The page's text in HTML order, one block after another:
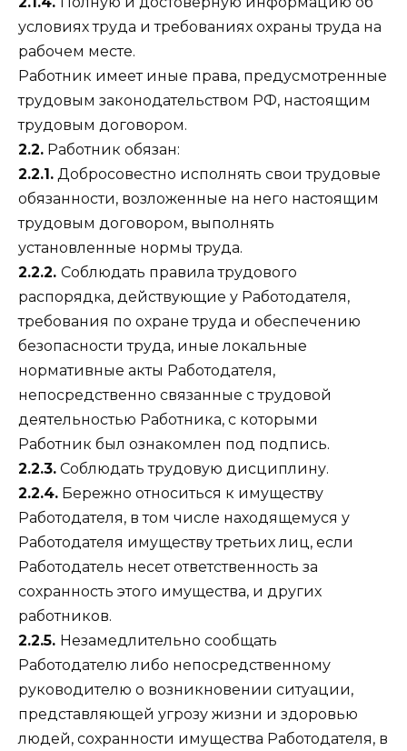
условиях труда и требованиях охраны труда на
рабочем месте.
Работник имеет иные права, предусмотренные
трудовым законодательством РФ, настоящим
трудовым договором.
2.2. Работник обязан:
2.2.1. Добросовестно исполнять свои трудовые
обязанности, возложенные на него настоящим
трудовым договором, выполнять
установленные нормы труда.
2.2.2. Соблюдать правила трудового
распорядка, действующие у Работодателя,
требования по охране труда и обеспечению
безопасности труда, иные локальные
нормативные акты Работодателя,
непосредственно связанные с трудовой
деятельностью Работника, с которыми
Работник был ознакомлен под подпись.
2.2.3. Соблюдать трудовую дисциплину.
2.2.4. Бережно относиться к имуществу
Работодателя, в том числе находящемуся у
Работодателя имуществу третьих лиц, если
Работодатель несет ответственность за
сохранность этого имущества, и других
работников.
2.2.5. Незамедлительно сообщать
Работодателю либо непосредственному
руководителю о возникновении ситуации,
представляющей угрозу жизни и здоровью
людей, сохранности имущества Работодателя, в